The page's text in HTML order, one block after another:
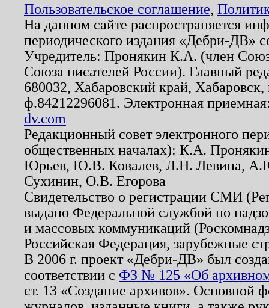
Пользовательское соглашение,
На данном сайте распространяется
периодического издания «Дебри-ДВ»
Учредитель: Пронякин К.А. (член
Союза писателей России). Главный
680032, Хабаровский край,
ф.84212296081. Электронная
dv.com
Редакционный совет электронного
общественных началах): К.А.
Юрьев, Ю.В. Ковалев, Л.Н. Левина,
Сухинин, О.В. Егорова
Свидетельство о регистрации СМИ
выдано Федеральной службой по
и массовых коммуникаций
Российская Федерация, зарубежные
В 2006 г. проект «Дебри-ДВ» был
соответствии с ФЗ № 125 «Об
ст. 13 «Создание архивов». Основной